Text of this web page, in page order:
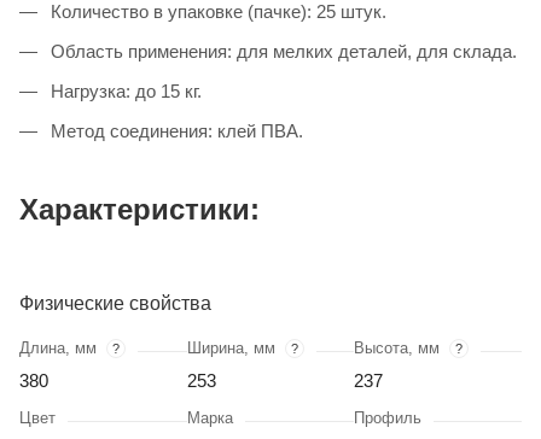
Количество в упаковке (пачке): 25 штук.
Область применения: для мелких деталей, для склада.
Нагрузка: до 15 кг.
Метод соединения: клей ПВА.
Характеристики:
Физические свойства
Длина, мм ?
380
Ширина, мм ?
253
Высота, мм ?
237
Цвет Марка Профиль